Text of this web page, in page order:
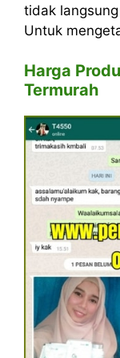
tidak
Untuk
Harga
Termurah